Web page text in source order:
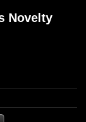
Novelty